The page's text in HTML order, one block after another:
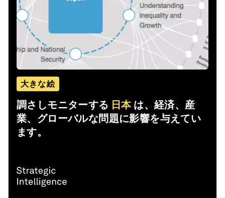
大きな絵
調さしモニターする 日本 は、経済、産
業、グローバルな問題に影響を与えてい
ます。